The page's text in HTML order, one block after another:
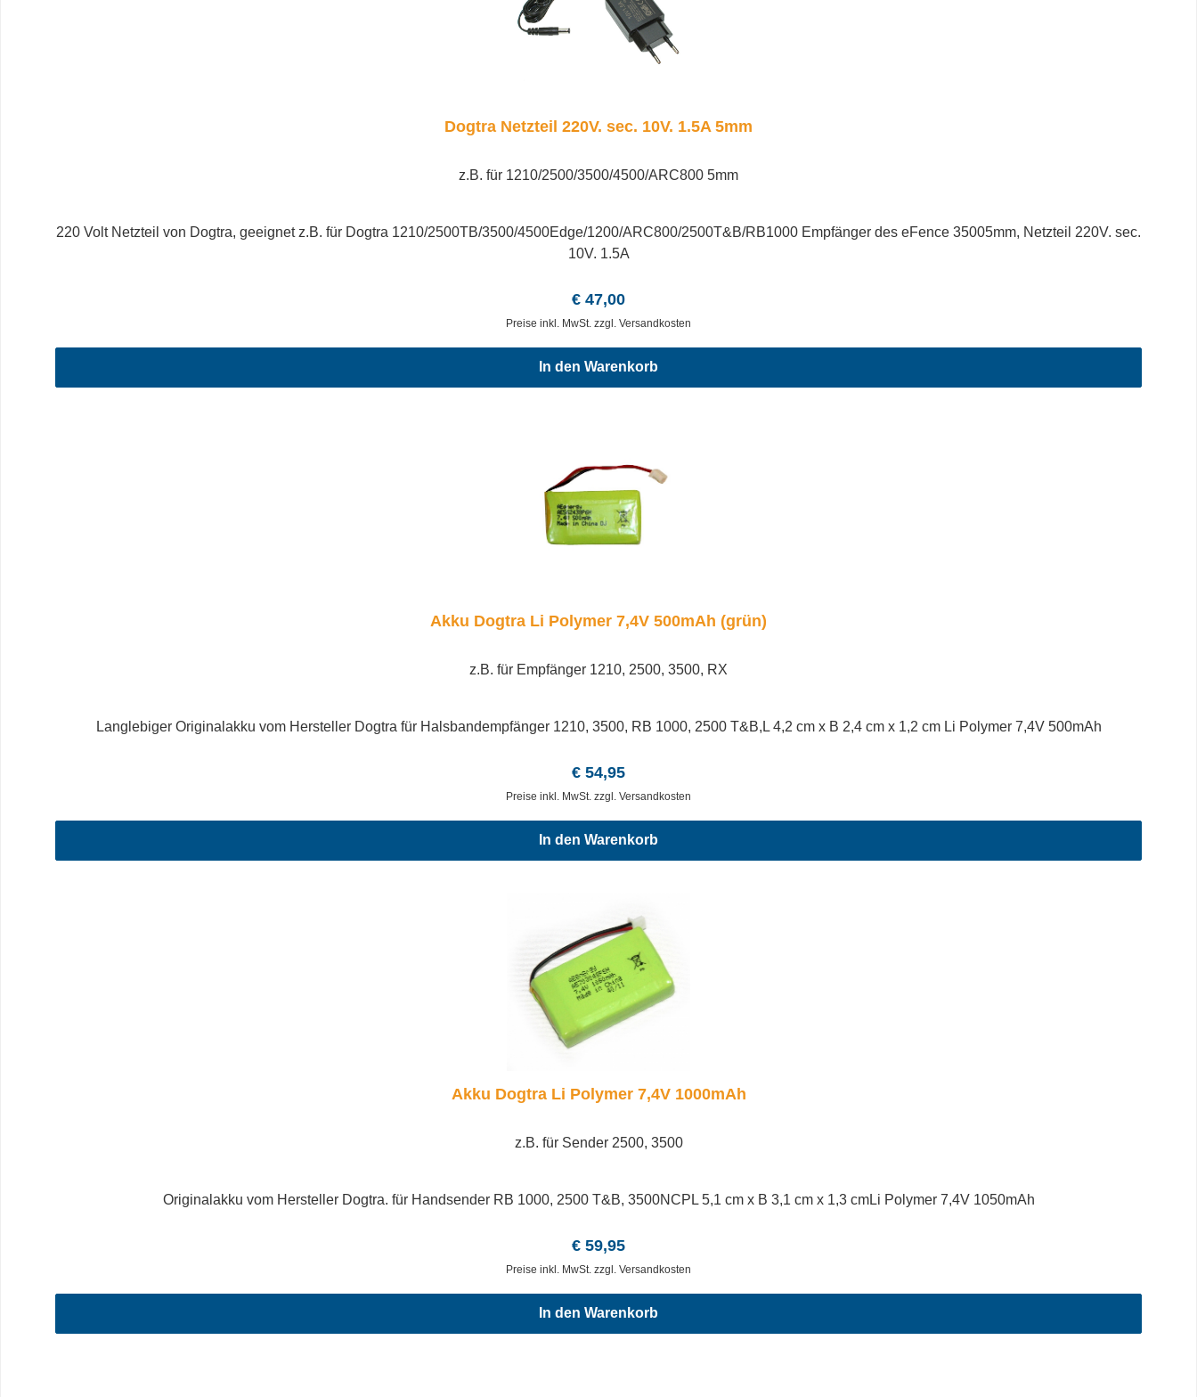
Dogtra Netzteil 220V. sec. 10V. 1.5A 5mm
z.B. für 1210/2500/3500/4500/ARC800 5mm
220 Volt Netzteil von Dogtra, geeignet z.B. für Dogtra 1210/2500TB/3500/4500Edge/1200/ARC800/2500T&B/RB1000 Empfänger des eFence 35005mm, Netzteil 220V. sec.
10V. 1.5A
Regulärer Preis:
€ 47,00
Preise inkl. MwSt. zzgl. Versandkosten
In den Warenkorb
Akku Dogtra Li Polymer 7,4V 500mAh (grün)
z.B. für Empfänger 1210, 2500, 3500, RX
Langlebiger Originalakku vom Hersteller Dogtra für Halsbandempfänger 1210, 3500, RB 1000, 2500 T&B,L 4,2 cm x B 2,4 cm x 1,2 cm Li Polymer 7,4V 500mAh
Regulärer Preis:
€ 54,95
Preise inkl. MwSt. zzgl. Versandkosten
In den Warenkorb
Akku Dogtra Li Polymer 7,4V 1000mAh
z.B. für Sender 2500, 3500
Originalakku vom Hersteller Dogtra. für Handsender RB 1000, 2500 T&B, 3500NCPL 5,1 cm x B 3,1 cm x 1,3 cmLi Polymer 7,4V 1050mAh
Regulärer Preis:
€ 59,95
Preise inkl. MwSt. zzgl. Versandkosten
In den Warenkorb